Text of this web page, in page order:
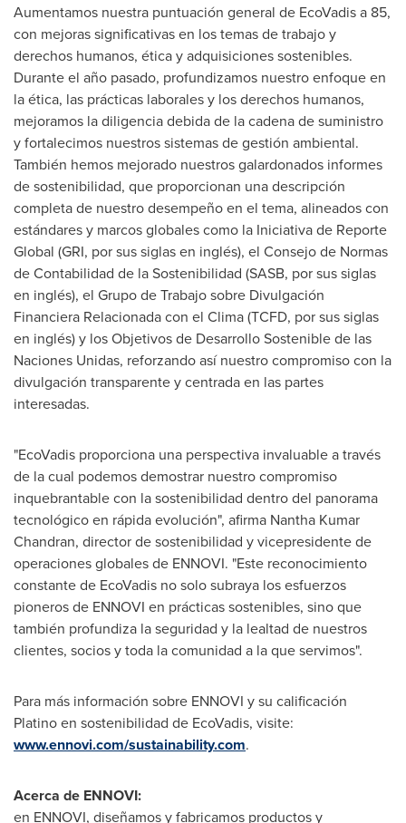
Aumentamos nuestra puntuación general de EcoVadis a 85,
con mejoras significativas en los temas de trabajo y
derechos humanos, ética y adquisiciones sostenibles.
Durante el año pasado, profundizamos nuestro enfoque en
la ética, las prácticas laborales y los derechos humanos,
mejoramos la diligencia debida de la cadena de suministro
y fortalecimos nuestros sistemas de gestión ambiental.
También hemos mejorado nuestros galardonados informes
de sostenibilidad, que proporcionan una descripción
completa de nuestro desempeño en el tema, alineados con
estándares y marcos globales como la Iniciativa de Reporte
Global (GRI, por sus siglas en inglés), el Consejo de Normas
de Contabilidad de la Sostenibilidad (SASB, por sus siglas
en inglés), el Grupo de Trabajosobre Divulgación
Financiera Relacionada con el Clima (TCFD, por sus siglas
en inglés) y los Objetivos de Desarrollo Sostenible de las
Naciones Unidas, reforzando así nuestro compromiso con la
divulgación transparente y centrada en las partes
interesadas.
"EcoVadis proporciona una perspectiva invaluable a través
de la cual podemos demostrar nuestro compromiso
inquebrantable con la sostenibilidad dentro del panorama
tecnológico en rápida evolución", afirma Nantha Kumar
Chandran, director de sostenibilidad y vicepresidente de
operaciones globales de ENNOVI. "Este reconocimiento
constante de EcoVadis no solo subraya los esfuerzos
pioneros de ENNOVI en prácticas sostenibles, sino que
también profundiza la seguridad y la lealtad de nuestros
clientes, socios y toda la comunidad a la que servimos".
Para más información sobre ENNOVI y su calificación
Platino en sostenibilidad de EcoVadis, visite:
www.ennovi.com/sustainability.com.
Acerca de ENNOVI:
en ENNOVI, diseñamos y fabricamos productos y